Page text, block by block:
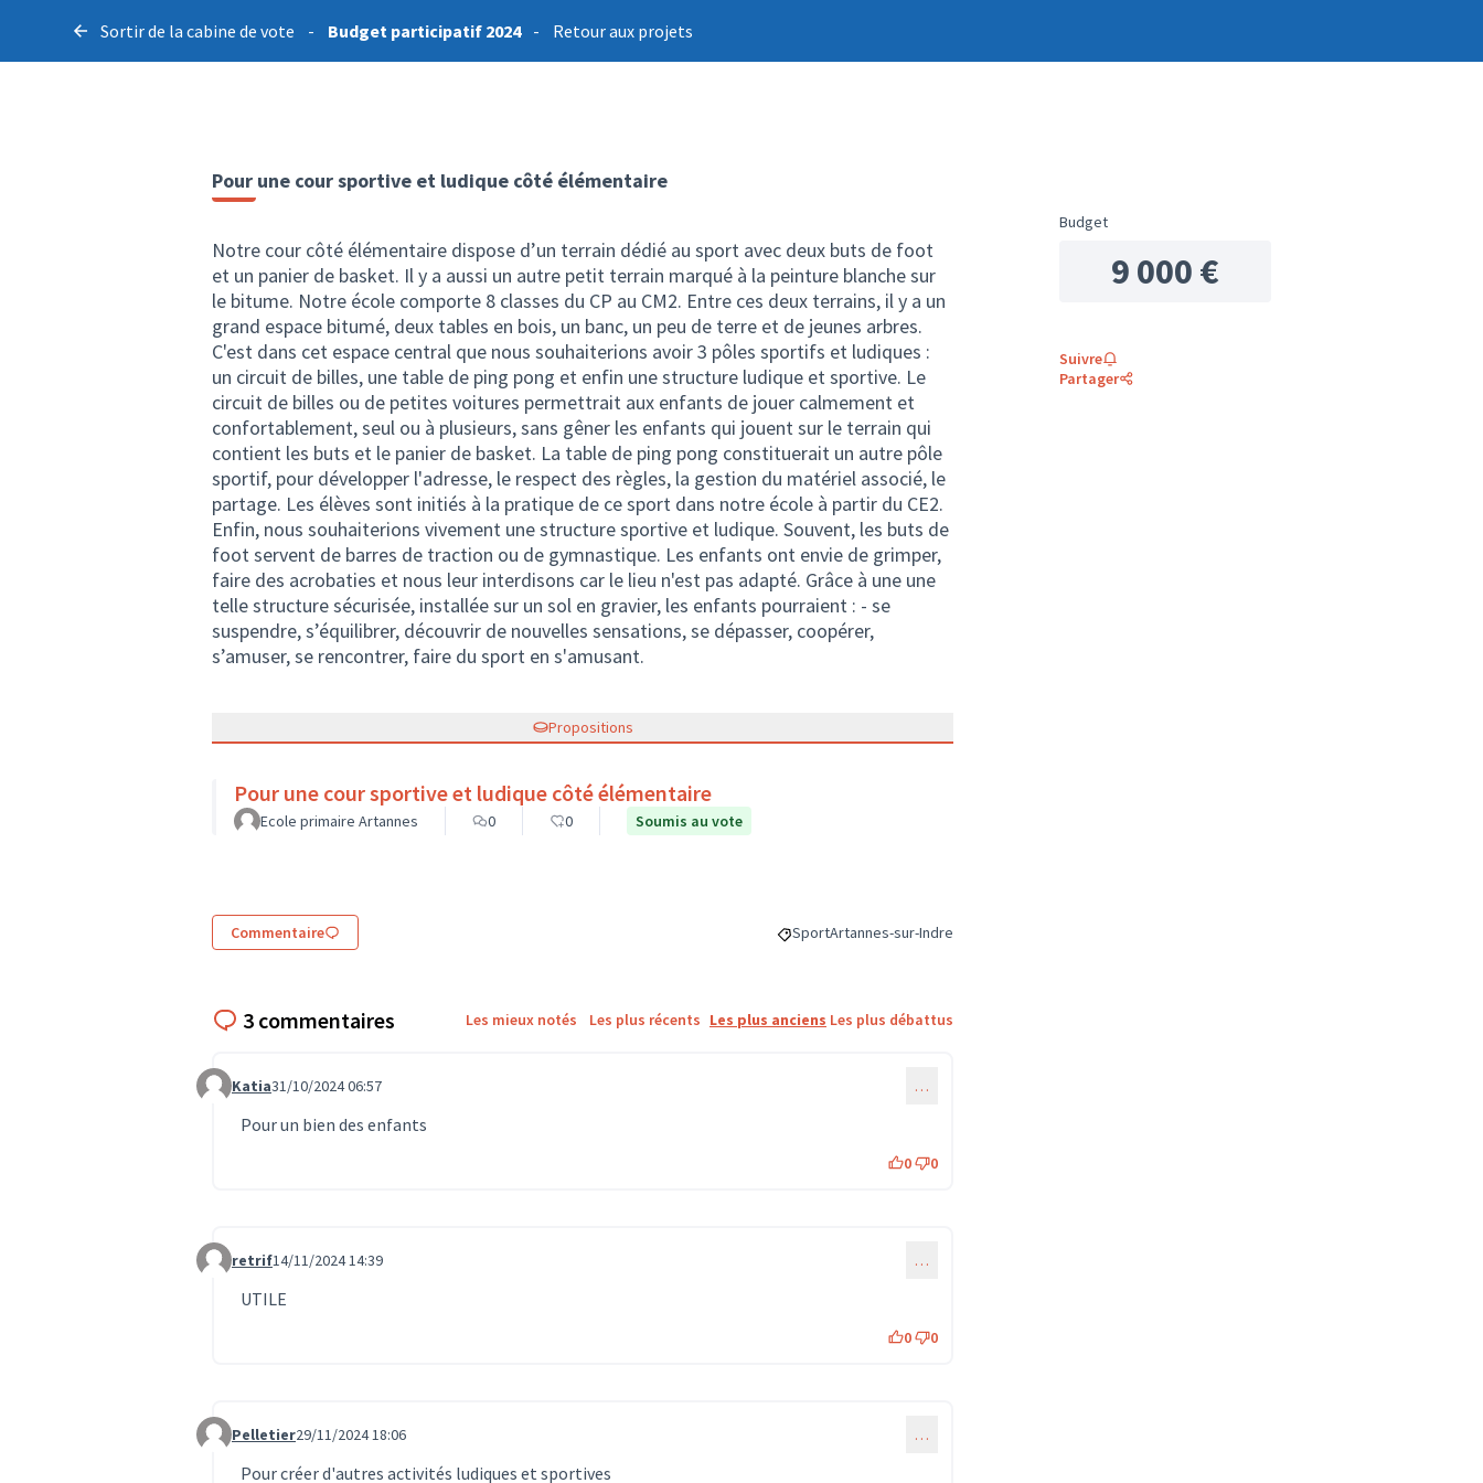
Sortir de la cabine de vote - Budget participatif 2024 - Retour aux projets
Pour une cour sportive et ludique côté élémentaire
Notre cour côté élémentaire dispose d’un terrain dédié au sport avec deux buts de foot
et un panier de basket. Il y a aussi un autre petit terrain marqué à la peinture blanche sur
le bitume. Notre école comporte 8 classes du CP au CM2. Entre ces deux terrains, il y a un
grand espace bitumé, deux tables en bois, un banc, un peu de terre et de jeunes arbres.
C'est dans cet espace central que nous souhaiterions avoir 3 pôles sportifs et ludiques :
un circuit de billes, une table de ping pong et enfin une structure ludique et sportive. Le
circuit de billes ou de petites voitures permettrait aux enfants de jouer calmement et
confortablement, seul ou à plusieurs, sans gêner les enfants qui jouent sur le terrain qui
contient les buts et le panier de basket. La table de ping pong constituerait un autre pôle
sportif, pour développer l'adresse, le respect des règles, la gestion du matériel associé, le
partage. Les élèves sont initiés à la pratique de ce sport dans notre école à partir du CE2.
Enfin, nous souhaiterions vivement une structure sportive et ludique. Souvent, les buts de
foot servent de barres de traction ou de gymnastique. Les enfants ont envie de grimper,
faire des acrobaties et nous leur interdisons car le lieu n'est pas adapté. Grâce à une une
telle structure sécurisée, installée sur un sol en gravier, les enfants pourraient : - se
suspendre, s’équilibrer, découvrir de nouvelles sensations, se dépasser, coopérer,
s’amuser, se rencontrer, faire du sport en s'amusant.
Propositions
Pour une cour sportive et ludique côté élémentaire
Ecole primaire Artannes 0 0 Soumis au vote
Commentaire Filtrer les résultats de la catégorie : Sport
SportFiltrer les résultats pour le secteur : Artannes-sur-Indre
Artannes-sur-Indre
Budget
9 000 €
Suivre
Partager
3 commentaires Les mieux notés Les plus récents Les plus anciens Les plus débattus
Commentaire 928
Katia31/10/2024 06:57 …
Pour un bien des enfants
0 0
Commentaire 1178
retrif14/11/2024 14:39 …
UTILE
0 0
Commentaire 1452
Pelletier29/11/2024 18:06 …
Pour créer d'autres activités ludiques et sportives